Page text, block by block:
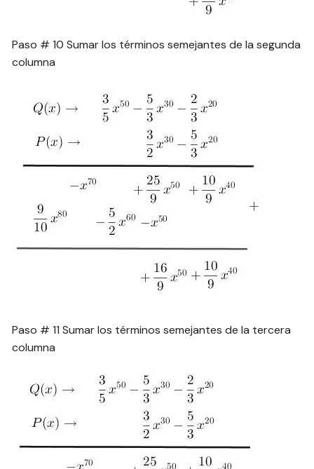
Paso # 10 Sumar los términos semejantes de la segunda
columna
Paso # 11 Sumar los términos semejantes de la tercera
columna